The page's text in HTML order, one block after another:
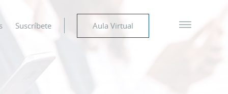
Suscríbete Aula Virtual